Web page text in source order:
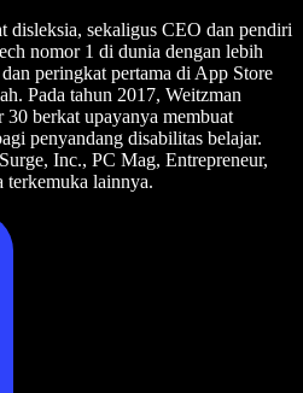
disleksia, sekaligus CEO dan pendiri
nomor 1 di dunia dengan lebih
peringkat pertama di App Store
Pada tahun 2017, Weitzman
berkat upayanya membuat
penyandang disabilitas belajar.
Inc., PC Mag, Entrepreneur,
terkemuka lainnya.